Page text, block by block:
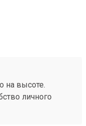
на высоте.
личного